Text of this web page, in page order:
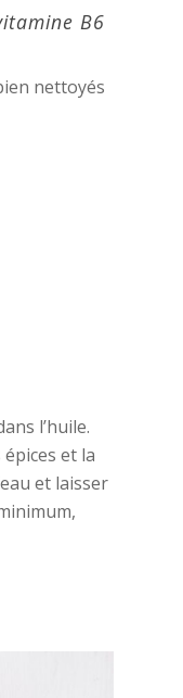
B6
nettoyés
l’huile.
et la
et laisser